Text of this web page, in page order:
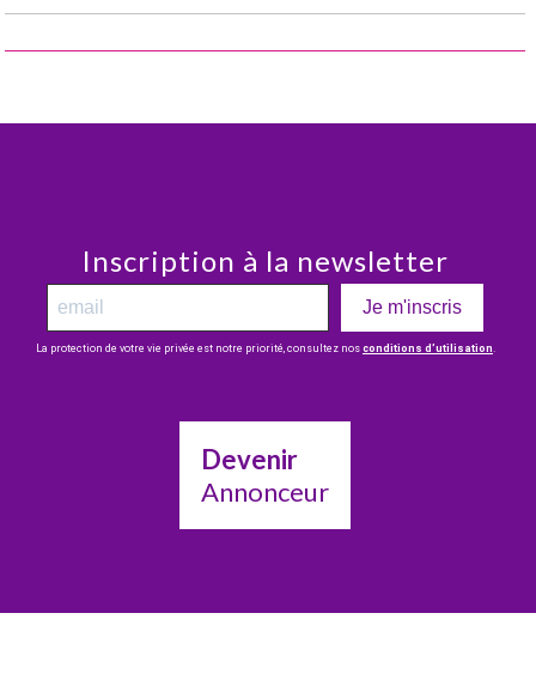
Inscription à la newsletter
Je m'inscris
La protection de votre vie privée est notre priorité, consultez nos conditions d’utilisation
Devenir
Annonceur